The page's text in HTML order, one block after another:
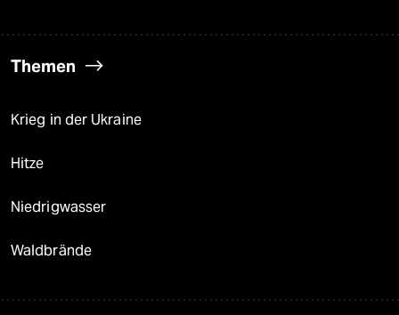
unterstützen
abo
genossenschaft
Themen
Krieg in der Ukraine
Hitze
Niedrigwasser
Waldbrände